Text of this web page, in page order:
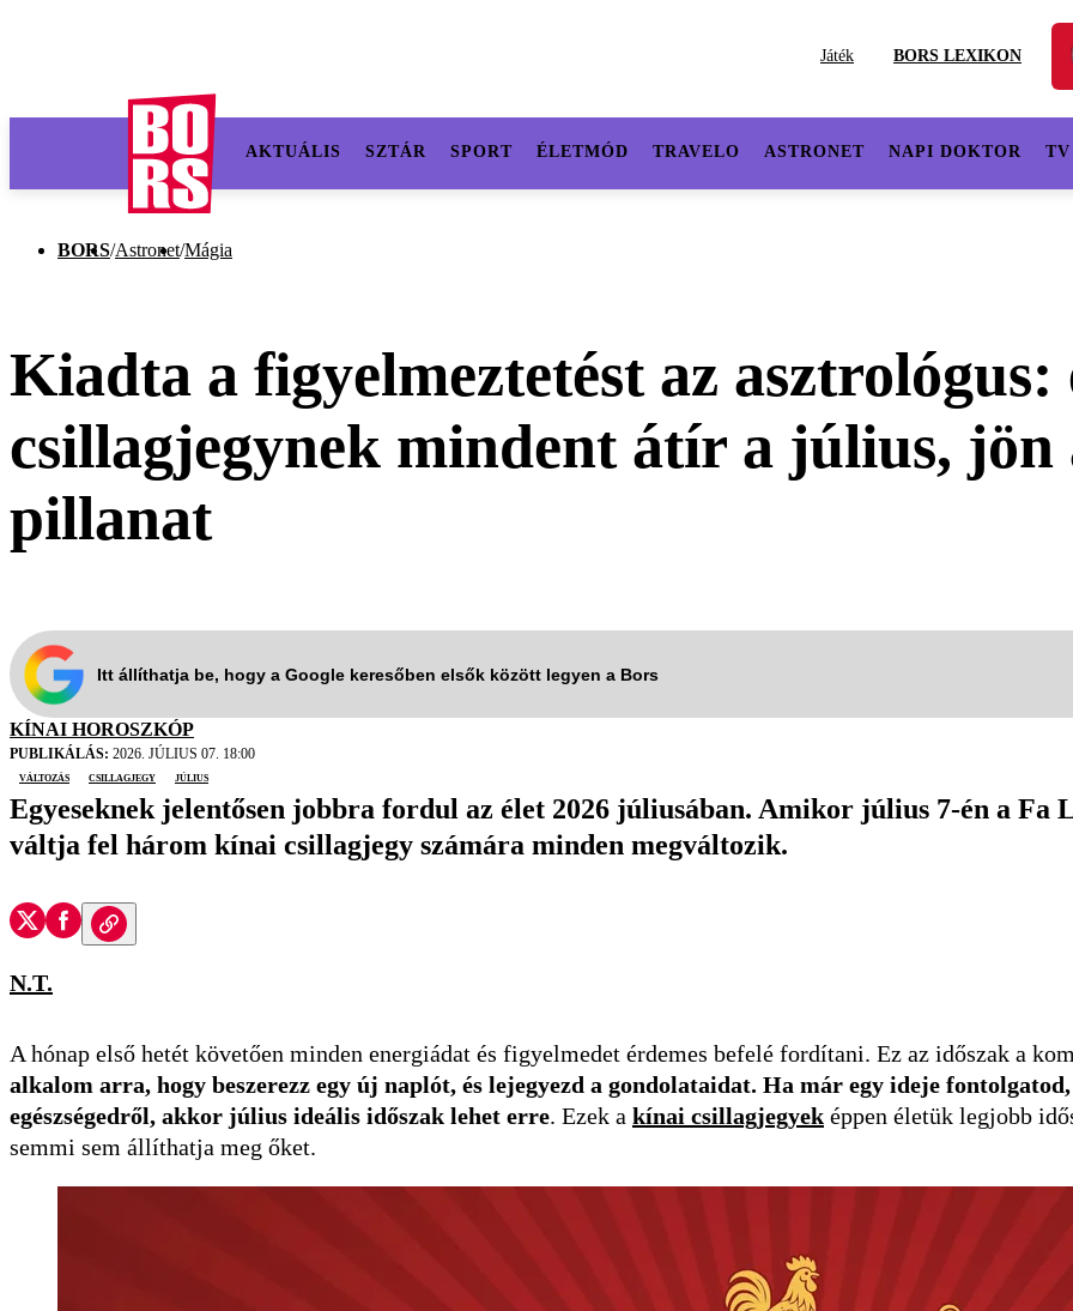
Játék BORS LEXIKON
AKTUÁLIS SZTÁR SPORT ÉLETMÓD TRAVELO ASTRONET NAPI DOKTOR TV
BORS/Astronet/Mágia
Kiadta a figyelmeztetést az
csillagjegynek mindent átír a július, jön
pillanat
Itt állíthatja be, hogy a Google keresőben elsők között legyen a Bors
KÍNAI HOROSZKÓP
PUBLIKÁLÁS: 2026. JÚLIUS 07. 18:00
változás
csillagjegy július
Egyeseknek jelentősen jobbra fordul az élet 2026 júliusában. Amikor július 7-én a Fa
váltja fel három kínai csillagjegy számára minden megváltozik.
N.T.
A hónap első hetét követően minden energiádat és figyelmedet érdemes befelé fordítani. Ez az időszak a
alkalom arra, hogy beszerezz egy új naplót, és lejegyezd a gondolataidat. Ha már egy ideje
egészségedről, akkor július ideális időszak lehet erre. Ezek a kínai csillagjegyek éppen életük legjobb
semmi sem állíthatja meg őket.